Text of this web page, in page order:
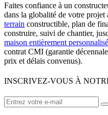
Faites confiance à un
dans la globalité de votre
terrain constructible, plan de
construire, suivi de chantier,
maison entièrement
contrat CMI (garantie
prix et délais convenus).
INSCRIVEZ-VOUS À